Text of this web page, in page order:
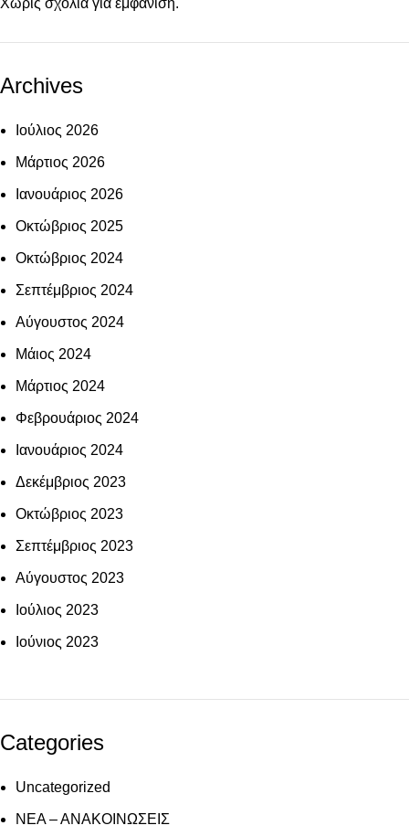
Χωρίς σχόλια για εμφάνιση.
Archives
Ιούλιος 2026
Μάρτιος 2026
Ιανουάριος 2026
Οκτώβριος 2025
Οκτώβριος 2024
Σεπτέμβριος 2024
Αύγουστος 2024
Μάιος 2024
Μάρτιος 2024
Φεβρουάριος 2024
Ιανουάριος 2024
Δεκέμβριος 2023
Οκτώβριος 2023
Σεπτέμβριος 2023
Αύγουστος 2023
Ιούλιος 2023
Ιούνιος 2023
Categories
Uncategorized
ΝΕΑ – ΑΝΑΚΟΙΝΩΣΕΙΣ